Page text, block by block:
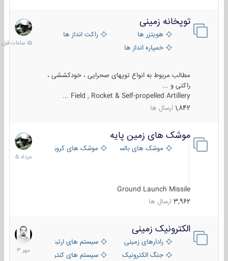
توپخانه زمینی
هویتزر ها
راکت انداز ها
خمپاره انداز ها
مطالب مربوط به انواع توپهای صحرایی ، خودکششی ،
راکتی و ...
Field , Rocket & Self-propelled Artillery ...
1,842 ارسال ها
15
ساعات
قبل
موشک های زمین پایه
موشک های بالستیک موشک های کروز
Ground Launch Missile
3,962 ارسال ها
2
مرداد
1405
الکترونیک زمینی
رادارهای زمینی
سیستم های ارتباطی و جمع آوری
جنگ الکترونیک
سیستم های کنترل آتش و تجهیزات
1
مهر
1403